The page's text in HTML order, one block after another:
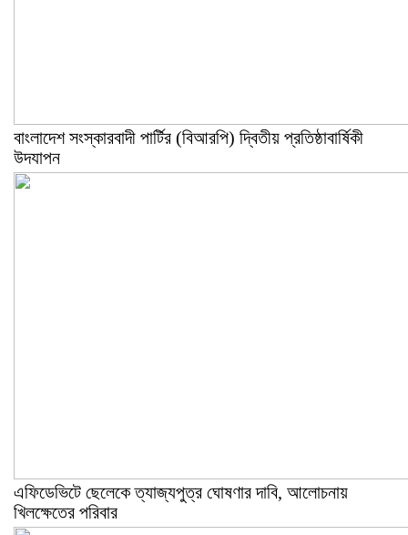
বাংলাদেশ সংস্কারবাদী পার্টির (বিআরপি) দ্বিতীয় প্রতিষ্ঠাবার্ষিকী
উদযাপন
এফিডেভিটে ছেলেকে ত্যাজ্যপুত্র ঘোষণার দাবি, আলোচনায়
খিলক্ষেতের পরিবার